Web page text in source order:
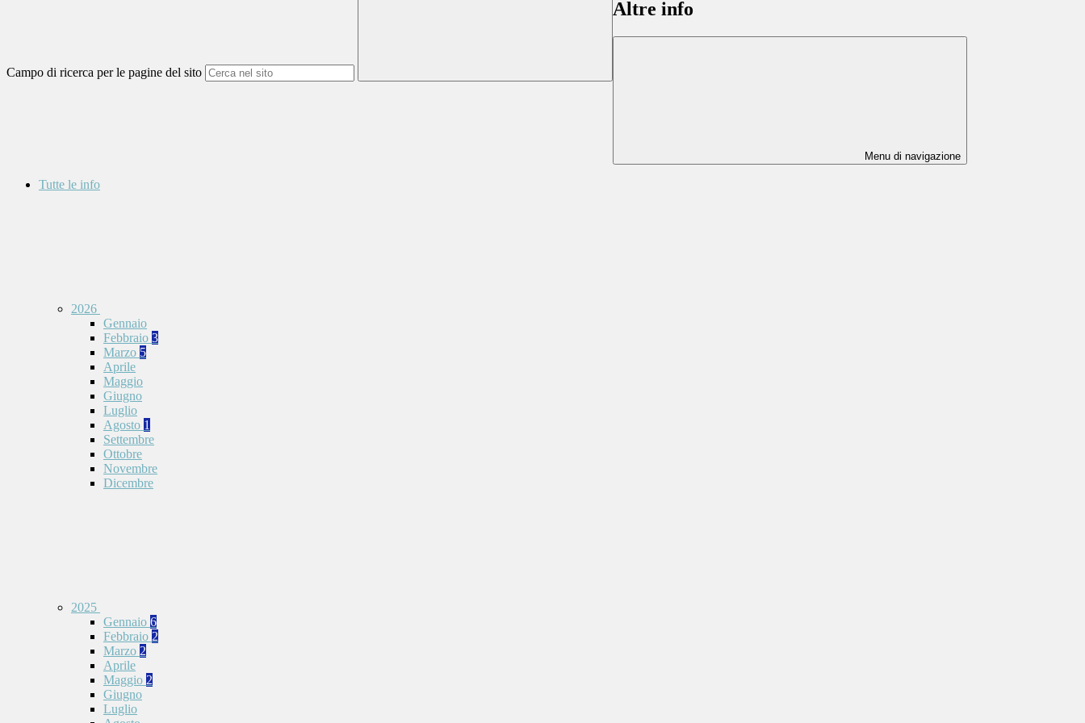
Campo di ricerca per le pagine del sito
Altre info
Menu di navigazione
Tutte le info
2026
Gennaio
Febbraio 3
Marzo 5
Aprile
Maggio
Giugno
Luglio
Agosto 1
Settembre
Ottobre
Novembre
Dicembre
2025
Gennaio 6
Febbraio 2
Marzo 2
Aprile
Maggio 2
Giugno
Luglio